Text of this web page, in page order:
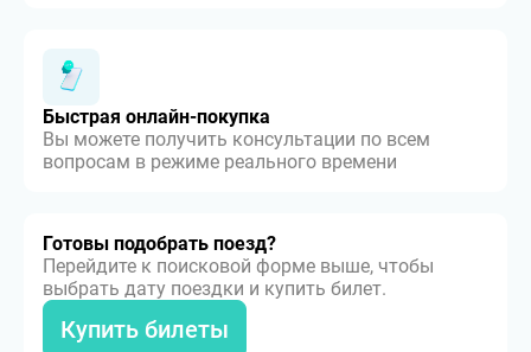
Быстрая онлайн-покупка
Вы можете получить консультации по всем
вопросам в режиме реального времени
Готовы подобрать поезд?
Перейдите к поисковой форме выше, чтобы
выбрать дату поездки и купить билет.
Купить билеты